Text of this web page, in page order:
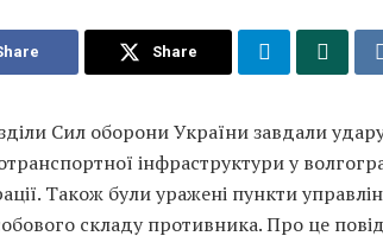
Share
Сил оборони України завдали
інфраструктури у
Також були уражені пункти
складу противника. Про це